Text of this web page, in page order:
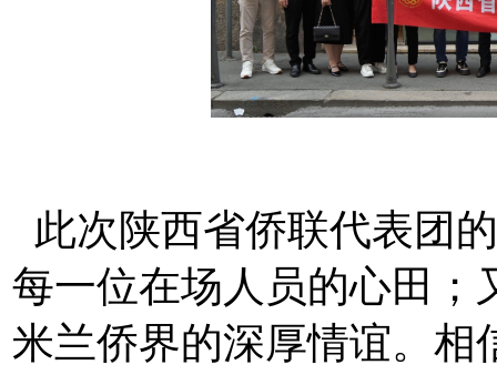
此次陕西省侨联代表团
每一位在场人员的心田；
米兰侨界的深厚情谊。相